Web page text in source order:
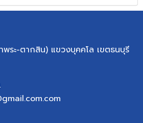
ระ-ตากสิน) แขวงบุคคโล เขตธนบุรี